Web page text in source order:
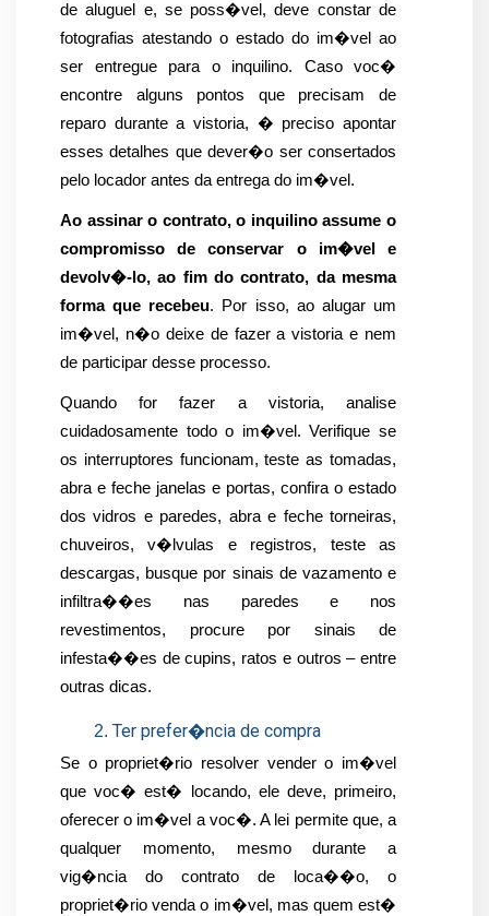
de aluguel e, se poss�vel, deve constar de
fotografias atestando o estado do im�vel ao
ser entregue para o inquilino. Caso voc�
encontre alguns pontos que precisam de
reparo durante a vistoria, � preciso apontar
esses detalhes que dever�o ser consertados
pelo locador antes da entrega do im�vel.
Ao assinar o contrato, o inquilino assume o
compromisso de conservar o im�vel e
devolv�-lo, ao fim do contrato, da mesma
forma que recebeu. Por isso, ao alugar um
im�vel, n�o deixe de fazer a vistoria e nem
de participar desse processo.
Quando for fazer a vistoria, analise
cuidadosamente todo o im�vel. Verifique se
os interruptores funcionam, teste as tomadas,
abra e feche janelas e portas, confira o estado
dos vidros e paredes, abra e feche torneiras,
chuveiros, v�lvulas e registros, teste as
descargas, busque por sinais de vazamento e
infiltra��es nas paredes e nos
revestimentos, procure por sinais de
infesta��es de cupins, ratos e outros – entre
outras dicas.
Ter prefer�ncia de compra
Se o propriet�rio resolver vender o im�vel
que voc� est� locando, ele deve, primeiro,
oferecer o im�vel a voc�. A lei permite que, a
qualquer momento, mesmo durante a
vig�ncia do contrato de loca��o, o
propriet�rio venda o im�vel, mas quem est�